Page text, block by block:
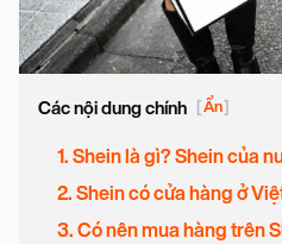
Các nội dung chính [Ẩn]
1. Shein là gì? Shein của
2. Shein có cửa hàng ở
3. Có nên mua hàng trên